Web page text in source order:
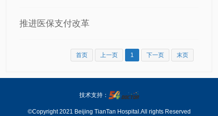
推进医保支付改革
首页 上一页 1 下一页 末页
技术支持：
©Copyright 2021 Beijing TianTan Hospital.All rights Reserved